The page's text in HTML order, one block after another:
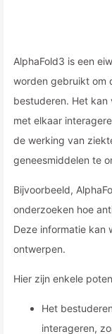
AlphaFold3 is een
worden gebruikt om
bestuderen. Het kan
met elkaar
de werking van
geneesmiddelen te
Bijvoorbeeld,
onderzoeken hoe
Deze informatie kan
ontwerpen.
Hier zijn enkele
Het
interageren,